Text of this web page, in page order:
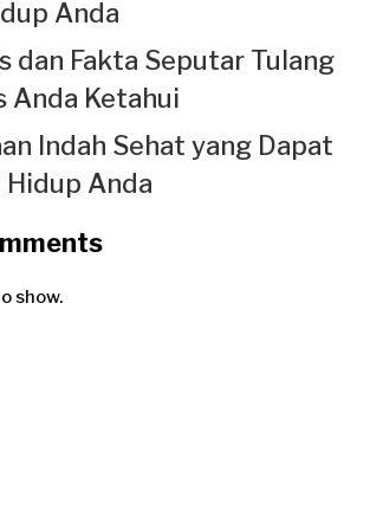
Anda
dan Fakta Seputar Tulang
Anda Ketahui
Indah Sehat yang Dapat
Anda
show.